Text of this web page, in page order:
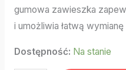
gumowa zawieszka
i umożliwia łatwą
Dostępność: Na stanie